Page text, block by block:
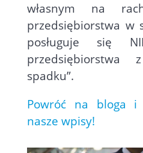
własnym na
przedsiębiorstwa w
posługuje się
przedsiębiorstwa
spadku”.
Powróć na bloga i
nasze wpisy!